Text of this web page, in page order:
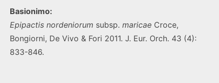
Basionimo:
Epipactis nordeniorum subsp. maricae Croce,
Bongiorni, De Vivo & Fori 2011. J. Eur. Orch. 43 (4):
833-846.